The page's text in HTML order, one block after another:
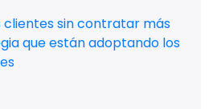
sin contratar más
que están adoptando los